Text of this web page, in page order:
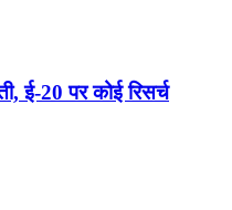
ई-20 पर कोई रिसर्च